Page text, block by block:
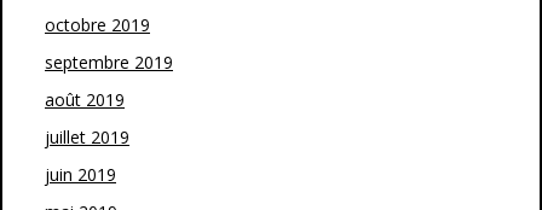
octobre 2019
septembre 2019
août 2019
juillet 2019
juin 2019